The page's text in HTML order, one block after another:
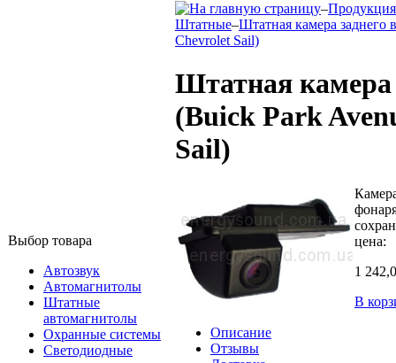
Выбор товара
Автозвук
Автомагнитолы
Штатные
автомагнитолы
Охранные системы
Светодиодные
–Продукция
Штатные–Штатная камера заднего
Chevrolet Sail)
Штатная камера
(Buick Park
Sail)
цена:
1
В
Описание
Отзывы